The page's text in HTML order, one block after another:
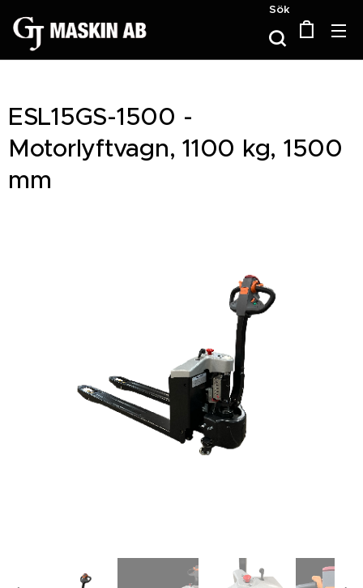
Sök
ESL15GS-1500 -
Motorlyftvagn, 1100 kg, 1500
mm